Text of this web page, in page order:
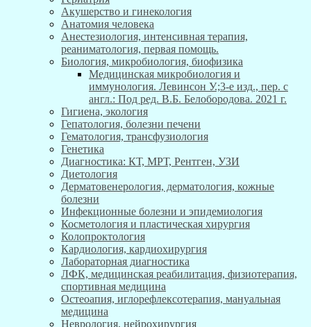
Акушерство и гинекология
Анатомия человека
Анестезиология, интенсивная терапия,
реаниматология, первая помощь.
Биология, микробиология, биофизика
Медицинская микробиология и
иммунология. Левинсон У.;3-е изд., пер. с
англ.: Под ред. В.Б. Белобородова. 2021 г.
Гигиена, экология
Гепатология, болезни печени
Гематология, трансфузиология
Генетика
Диагностика: КТ, МРТ, Рентген, УЗИ
Диетология
Дерматовенерология, дерматология, кожные
болезни
Инфекционные болезни и эпидемиология
Косметология и пластическая хирургия
Колопроктология
Кардиология, кардиохирургия
Лабораторная диагностика
ЛФК, медицинская реабилитация, физиотерапия,
спортивная медицина
Остеоапия, иглорефлексотерапия, мануальная
медицина
Неврология, нейрохирургия